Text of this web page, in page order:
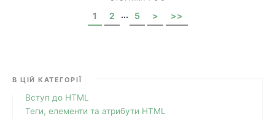
1 2 ... 5 > >>
В ЦІЙ КАТЕГОРІЇ
Вступ до HTML
Теги, елементи та атрибути HTML